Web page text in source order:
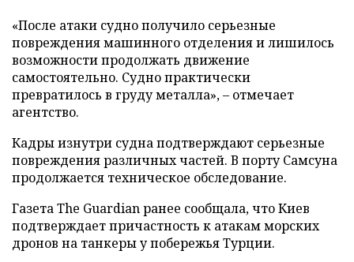
«После атаки судно получило серьезные
повреждения машинного отделения и лишилось
возможности продолжать движение
самостоятельно. Судно практически
превратилось в груду металла», – отмечает
агентство.
Кадры изнутри судна подтверждают серьезные
повреждения различных частей. В порту Самсуна
продолжается техническое обследование.
Газета The Guardian ранее сообщала, что Киев
подтверждает причастность к атакам морских
дронов на танкеры у побережья Турции.